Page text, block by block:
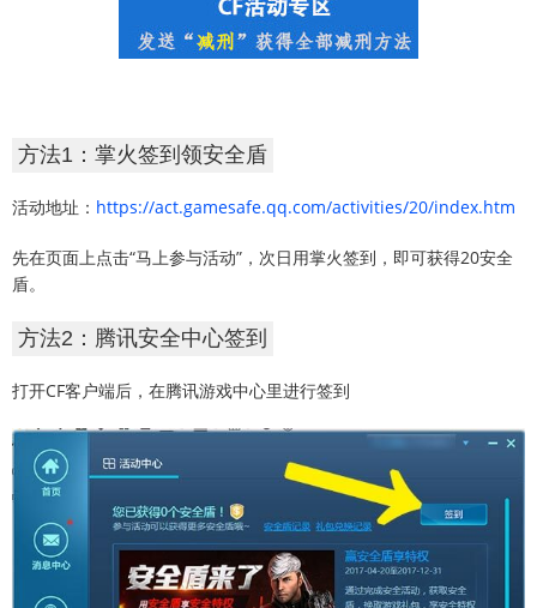
方法1：掌火签到领安全盾
活动地址： https://act.gamesafe.qq.com/activities/20/index.htm
先在页面上点击“马上参与活动”，次日用掌火签到，即可获得20安全
盾。
方法2：腾讯安全中心签到
打开CF客户端后，在腾讯游戏中心里进行签到